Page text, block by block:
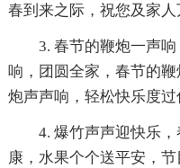
春到来之际，祝您及家人
3. 春节的鞭炮一声
响，团圆全家，春节的
炮声声响，轻松快乐度过
4. 爆竹声声迎快乐
康，水果个个送平安，